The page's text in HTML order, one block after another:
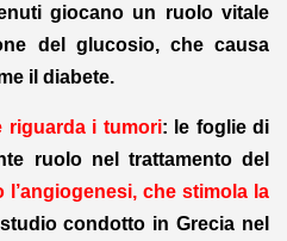
giocano un ruolo vitale
del glucosio, che causa
il diabete.
riguarda i tumori: le foglie di
ruolo nel trattamento del
l’angiogenesi, che stimola la
condotto in Grecia nel